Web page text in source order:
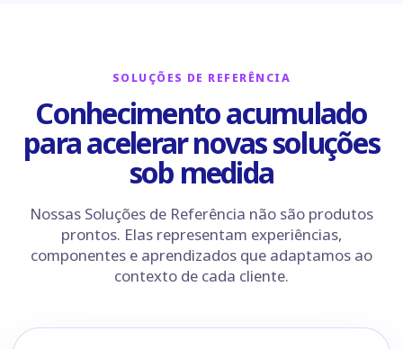
SOLUÇÕES DE REFERÊNCIA
Conhecimento acumulado
para acelerar novas soluções
sob medida
Nossas Soluções de Referência não são produtos
prontos. Elas representam experiências,
componentes e aprendizados que adaptamos ao
contexto de cada cliente.